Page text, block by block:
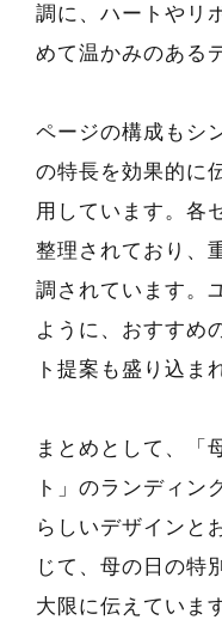
調に、ハートやリ
めて温かみのある
ページの構成もシ
の特長を効果的に
用しています。各
整理されており、
調されています。
ように、おすすめ
ト提案も盛り込ま
まとめとして、「
ト」のランディン
らしいデザインと
じて、母の日の特
大限に伝えていま